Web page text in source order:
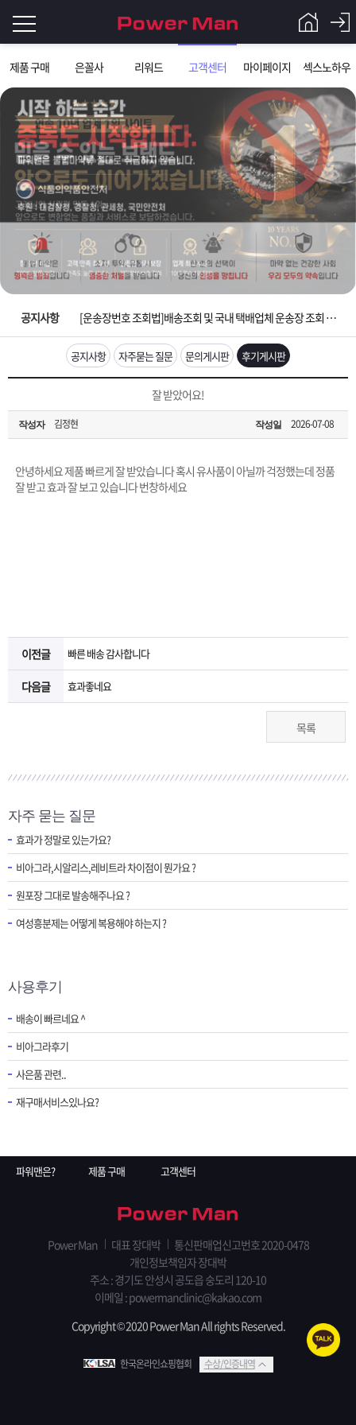
제품 구매 은꼴사 리워드 고객센터 마이페이지 섹스노하우
그
인
이
필
요
니
로
Q&A
파
워
맨
제
품
은
노
하
객
센
마
이
주
공지사항
입금확인이 안되는 상황을 대비해 꼭 입금후 고객센터 연락바랍니다.
[2026구정 연휴]설 연휴 배송 및 휴무 안내
[운송장번호 조회법]배송조회 및 국내 택배업체 운송장 조회 하는법
[ios앱 오픈]아이폰 고객 앱설치 가능합니다.
[무인택배함 이용 안내] 집 밖에 주소로 택배 받기
입금확인이 안되는 상황을 대비해 꼭 입금후 고객센터 연락바랍니다.
[2026구정 연휴]설 연휴 배송 및 휴무 안내
공지사항 자주묻는 질문 문의게시판 후기게시판
잘 받았어요!
작성자 김정현 작성일 2026-07-08
안녕하세요 제품 빠르게 잘 받았습니다 혹시 유사품이 아닐까 걱정했는데 정품
잘 받고 효과 잘 보고 있습니다 번창하세요
이전글 빠른 배송 감사합니다
다음글 효과좋네요
목록
자주 묻는 질문
효과가 정말로 있는가요?
비아그라,시알리스,레비트라 차이점이 뭔가요 ?
원포장 그대로 발송해주나요 ?
여성흥분제는 어떻게 복용해야 하는지 ?
사용후기
배송이 빠르네요 ^
비아그라후기
사은품 관련..
재구매서비스있나요?
파워맨은? 제품 구매 고객센터
Power Man 대표 장대박
통신판매업신고번호 2020-0478
개인정보책임자 장대박
주소 : 경기도 안성시 공도읍 숭도리 120-10
이메일 : powermanclinic@kakao.com
Copyright © 2020 Power Man All rights Reserved.
한국온라인쇼핑협회 수상/인증내역